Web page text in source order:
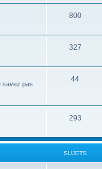
800
327
savez pas
44
293
SUJETS